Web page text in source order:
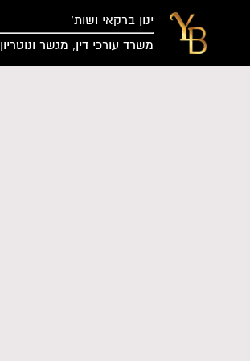
ינון ברקאי ושות’
משרד עורכי דין, מגשר ונוטריון